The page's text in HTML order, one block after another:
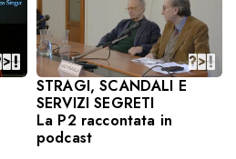
STRAGI, SCANDALI E
SERVIZI SEGRETI
La P2 raccontata in
podcast